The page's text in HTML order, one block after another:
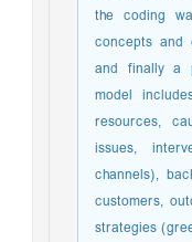
the coding
concepts
and finally a
model
resources,
issues,
channels),
customers,
strategies